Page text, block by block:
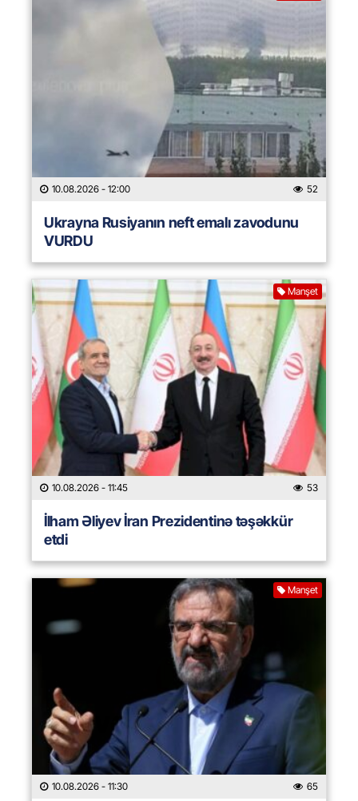
10.08.2026 - 12:00 52
Ukrayna Rusiyanın neft emalı zavodunu
VURDU
Manşet
10.08.2026 - 11:45 53
İlham Əliyev İran Prezidentinə təşəkkür
etdi
Manşet
10.08.2026 - 11:30 65